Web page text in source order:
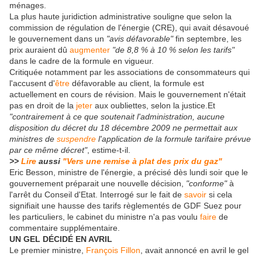
ménages.
La plus haute juridiction administrative souligne que selon la
commission de régulation de l'énergie (CRE), qui avait désavoué
le gouvernement dans un "avis défavorable"fin septembre, les
prix auraient dû augmenter "de 8,8 % à 10 % selon les tarifs"
dans le cadre de la formule en vigueur.
Critiquée notamment par les associations de consommateurs qui
l'accusent d'être défavorable au client, la formule est
actuellement en cours de révision. Mais le gouvernement n'était
pas en droit de la jeter aux oubliettes, selon la justice.Et
"contrairement à ce que soutenait l'administration, aucune
disposition du décret du 18 décembre 2009 ne permettait aux
ministres de suspendre l'application de la formule tarifaire prévue
par ce même décret", estime-t-il.
>> Lire aussi "Vers une remise à plat des prix du gaz"
Eric Besson, ministre de l'énergie, a précisé dès lundi soir que le
gouvernement préparait une nouvelle décision, "conforme"à
l'arrêt du Conseil d'Etat. Interrogé sur le fait de savoir si cela
signifiait une hausse des tarifs règlementés de GDF Suez pour
les particuliers, le cabinet du ministre n'a pas voulu faire de
commentaire supplémentaire.
UN GEL DÉCIDÉ EN AVRIL
Le premier ministre, François Fillon , avait annoncé en avril le gel